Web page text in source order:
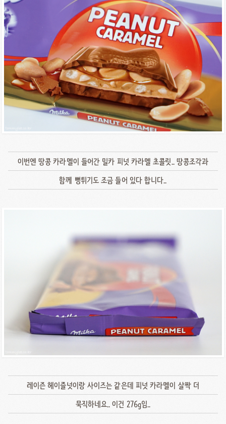
이번엔 땅콩 카라멜이 들어간 밀카 피넛 카라멜 초콜릿.. 땅콩조각과
함께 뻥튀기도 조금 들어 있다 합니다..
레이즌 헤이즐넛이랑 사이즈는 같은데 피넛 카라멜이 살짝 더
묵직하네요.. 이건 276g임..